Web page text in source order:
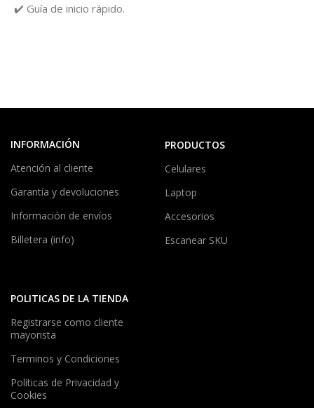
✔️ Guía de inicio rápido.
INFORMACIÓN
Atención al cliente
Garantía y devoluciones
Información de envíos
Billetera (info)
PRODUCTOS
Celulares
Laptop
Accesorios
Escanear SKU
POLITICAS DE LA TIENDA
Registrarse como cliente
mayorista
Terminos y Condiciones
Políticas de Privacidad y
Cookies